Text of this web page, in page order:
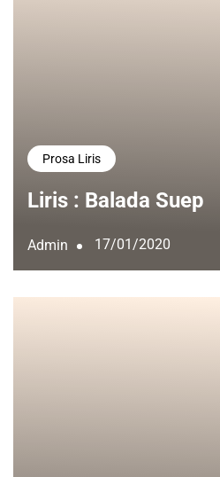
Prosa Liris
Liris : Balada Suep
Admin 17/01/2020